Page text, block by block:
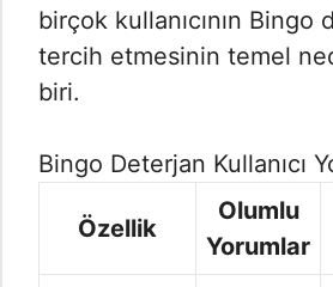
birçok kullanıcının Bingo
tercih etmesinin temel
biri.
Bingo Deterjan Kullanıcı
Özellik
Olumlu
Yorumlar